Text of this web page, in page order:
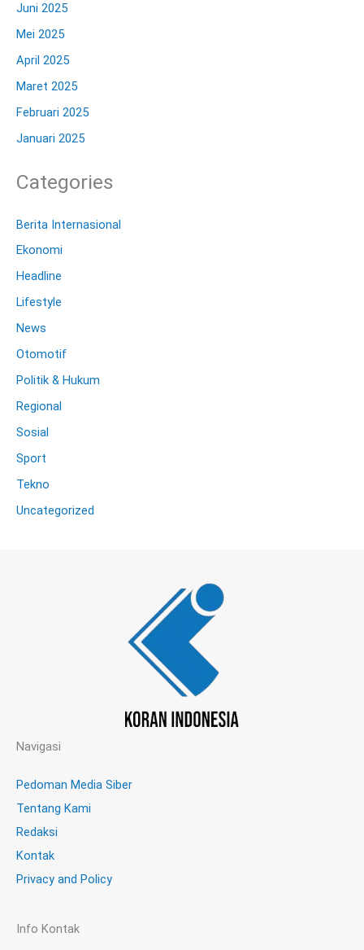
Juni 2025
Mei 2025
April 2025
Maret 2025
Februari 2025
Januari 2025
Categories
Berita Internasional
Ekonomi
Headline
Lifestyle
News
Otomotif
Politik & Hukum
Regional
Sosial
Sport
Tekno
Uncategorized
Navigasi
Pedoman Media Siber
Tentang Kami
Redaksi
Kontak
Privacy and Policy
Info Kontak